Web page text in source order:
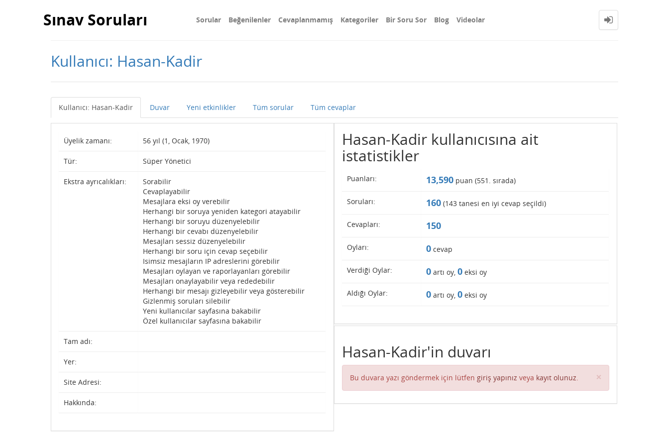
Sınav Soruları Sorular Beğenilenler Cevaplanmamış Kategoriler Bir Soru Sor Blog Videolar
Kullanıcı: Hasan-Kadir
Kullanıcı: Hasan-Kadir Duvar Yeni etkinlikler Tüm sorular Tüm cevaplar
Üyelik zamanı: 56 yıl (1, Ocak, 1970)
Tür: Süper Yönetici
Ekstra ayrıcalıkları:
Sorabilir
Cevaplayabilir
Mesajlara eksi oy verebilir
Herhangi bir soruya yeniden kategori atayabilir
Herhangi bir soruyu düzenyelebilir
Herhangi bir cevabı düzenyelebilir
Mesajları sessiz düzenyelebilir
Herhangi bir soru için cevap seçebilir
Isimsiz mesajların IP adreslerini görebilir
Mesajları oylayan ve raporlayanları görebilir
Mesajları onaylayabilir veya rededebilir
Herhangi bir mesajı gizleyebilir veya gösterebilir
Gizlenmiş soruları silebilir
Yeni kullanıcılar sayfasına bakabilir
Özel kullanıcılar sayfasına bakabilir
Tam adı:
Yer:
Site Adresi:
Hakkında:
Hasan-Kadir kullanıcısına ait
istatistikler
Puanları: 13,590puan (551 . sırada)
Soruları: 160(143tanesi en iyi cevap seçildi)
Cevapları: 150
Oyları: 0cevap
Verdiği Oylar: 0artı oy, 0eksi oy
Aldığı Oylar: 0artı oy, 0eksi oy
Hasan-Kadir'in duvarı
Bu duvara yazı göndermek için lütfen giriş yapınız veya kayıt olunuz. ×